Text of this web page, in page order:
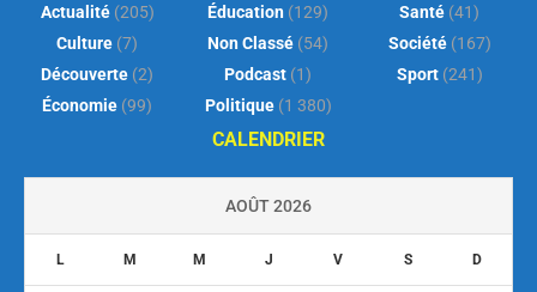
Actualité(205)
Culture (7)
Découverte (2)
Économie (99)
Éducation (129)
Non Classé (54)
Podcast (1)
Politique(1 380)
Santé (41)
Société(167)
Sport(241)
CALENDRIER
AOÛT 2026
L M M J V S D